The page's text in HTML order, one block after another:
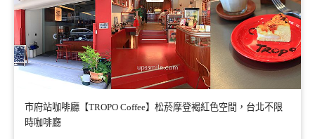
市府站咖啡廳【TROPO Coffee】松菸摩登褐紅色空間，台北不限
時咖啡廳